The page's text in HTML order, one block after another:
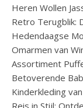
Heren Wollen
Retro Terugblik:
Hedendaagse
Omarmen van
Assortiment
Betoverende
Kinderkleding
Reis in Stijl: